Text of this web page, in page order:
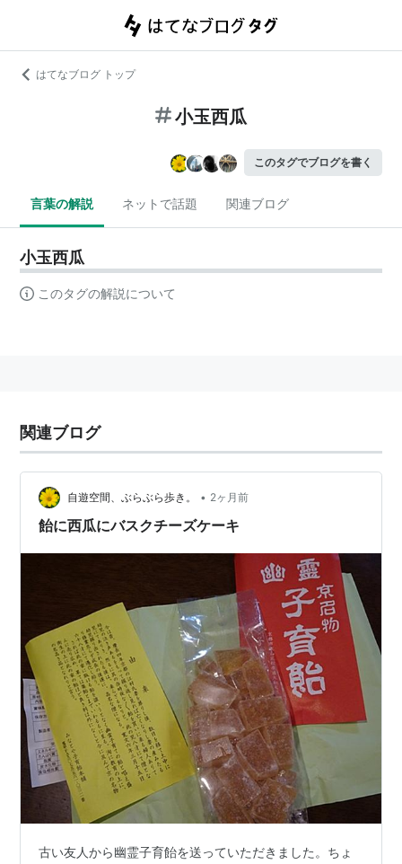
はてなブログ トップ
小玉西瓜
このタグでブログを書く
言葉の解説 ネットで話題 関連ブログ
小玉西瓜
このタグの解説について
関連ブログ
自遊空間、ぶらぶら歩き。 • 2ヶ月前
飴に西瓜にバスクチーズケーキ
古い友人から幽霊子育飴を送っていただきました。ちょ